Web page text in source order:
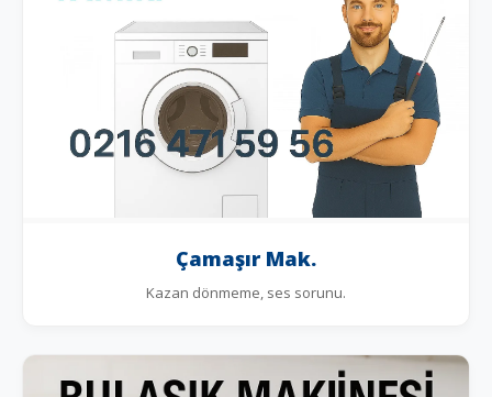
Çamaşır Mak.
Kazan dönmeme, ses sorunu.